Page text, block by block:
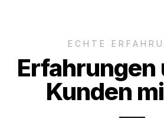
ECHTE
Erfahrungen
Kunden